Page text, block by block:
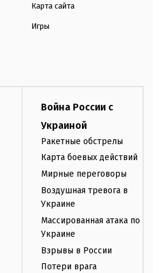
Карта сайта
Игры
Война России с
Украиной
Ракетные обстрелы
Карта боевых действий
Мирные переговоры
Воздушная тревога в
Украине
Массированная атака по
Украине
Взрывы в России
Потери врага